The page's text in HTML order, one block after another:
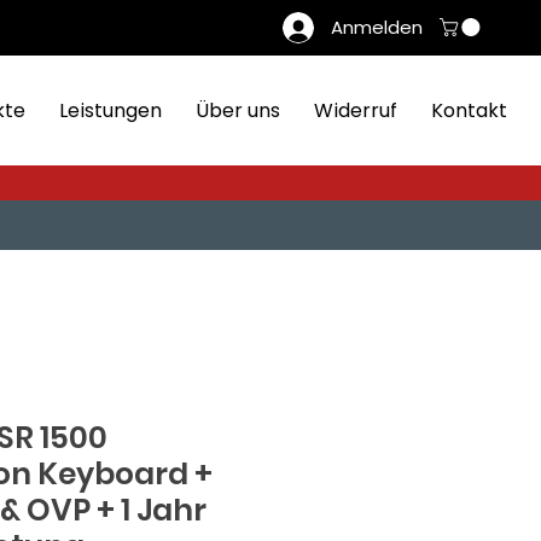
Anmelden
Leistungen Über uns Widerruf Kontakt
1500
Keyboard +
OVP + 1 Jahr